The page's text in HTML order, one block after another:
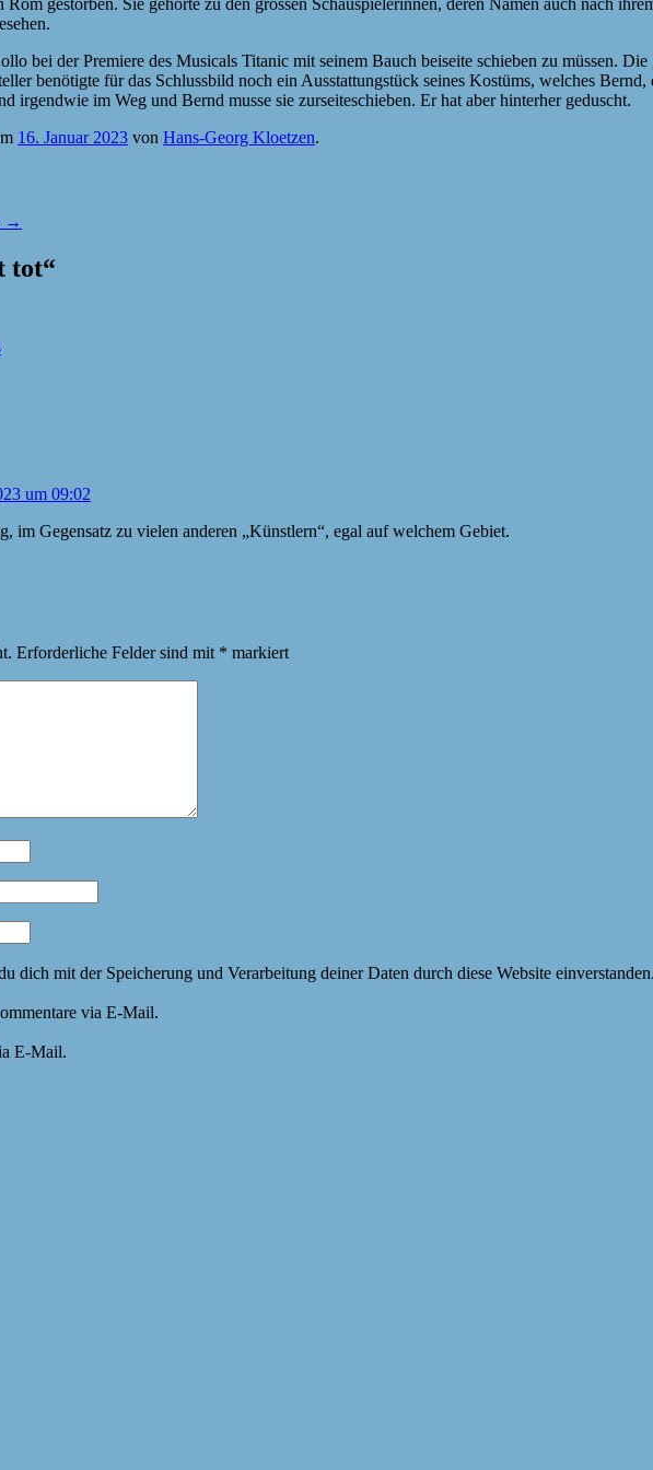
bei der Premiere des Musicals Titanic mit seinem Bauch beiseite schieben zu müssen.
benötigte für das Schlussbild noch ein Ausstattungstück seines Kostüms, welches
irgendwie im Weg und Bernd musse sie zurseiteschieben. Er hat aber hinterher geduscht.
16. Januar 2023 von Hans-Georg Kloetzen.
→
tot“
um 09:02
im Gegensatz zu vielen anderen „Künstlern“, egal auf welchem Gebiet.
Erforderliche Felder sind mit * markiert
dich mit der Speicherung und Verarbeitung deiner Daten durch diese Website
via E-Mail.
E-Mail.